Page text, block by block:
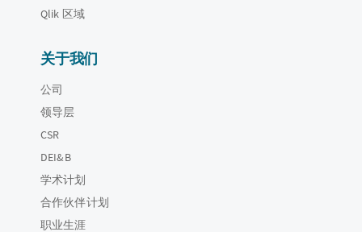
Qlik 区域
关于我们
公司
领导层
CSR
DEI&B
学术计划
合作伙伴计划
职业生涯